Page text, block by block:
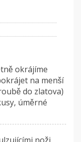
okrájíme
na menší
do zlatova)
úměrné